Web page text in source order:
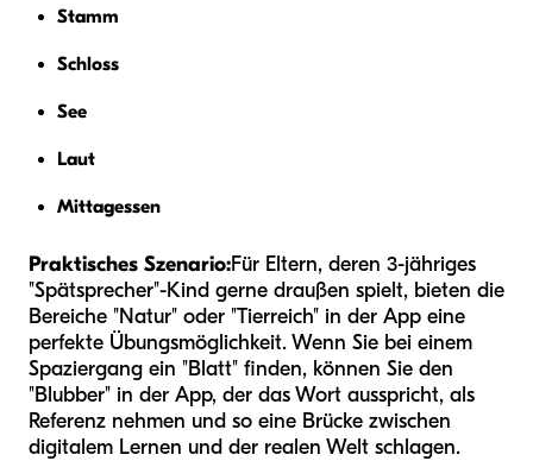
Stamm
Schloss
See
Laut
Mittagessen
Praktisches Szenario:Für Eltern, deren 3-jähriges
"Spätsprecher"-Kind gerne draußen spielt, bieten die
Bereiche "Natur" oder "Tierreich" in der App eine
perfekte Übungsmöglichkeit. Wenn Sie bei einem
Spaziergang ein "Blatt" finden, können Sie den
"Blubber" in der App, der das Wort ausspricht, als
Referenz nehmen und so eine Brücke zwischen
digitalem Lernen und der realen Welt schlagen.